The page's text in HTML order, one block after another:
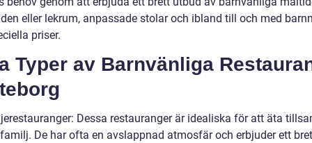
eller lekrum, anpassade stolar och ibland till och med
priser.
Typer av Barnvänliga
Dessa restauranger är idealiska för att äta
De har ofta en avslappnad atmosfär och erbjuder ett